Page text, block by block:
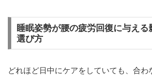
睡眠姿勢が腰の疲労回復に与える
選び方
どれほど日中にケアをしていても、合わ